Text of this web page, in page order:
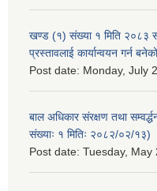
खण्ड (१) संख्या १ मिति २०८३
प्रस्तावलाई कार्यान्वयन गर्न
Post date: Monday, July
बाल अधिकार संरक्षण तथा
संख्याः १ मितिः २०८२/०२/१३)
Post date: Tuesday, May